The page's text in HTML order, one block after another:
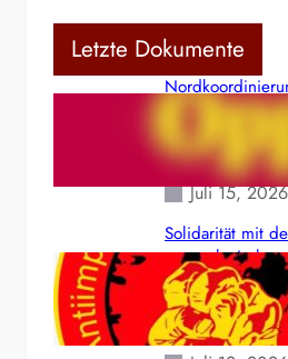
Letzte Dokumente
der
(Maoistisch):
Opportunismus
Juli 15, 2026
Solidarität mit
der verlorenen
katastrophalen
Erdbeben des